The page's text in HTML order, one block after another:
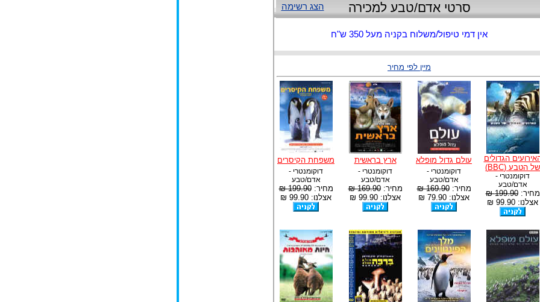
הצג רשימה סרטי אדם/טבע למכירה
אין דמי טיפול/משלוח בקניה מעל 350 ש"ח
מיין לפי מחיר
הגדולים
של הטבע (BBC)
דוקומנטרי -
אדם/טבע
מחיר:199.90 ₪
אצלנו: 99.90 ₪
עולם גדול מופלא
דוקומנטרי -
אדם/טבע
מחיר:169.90 ₪
אצלנו: 79.90 ₪
ארץ בראשית
דוקומנטרי -
אדם/טבע
מחיר:169.90 ₪
אצלנו: 99.90 ₪
משפחת הקיסרים
דוקומנטרי -
אדם/טבע
מחיר:199.90 ₪
אצלנו: 99.90 ₪